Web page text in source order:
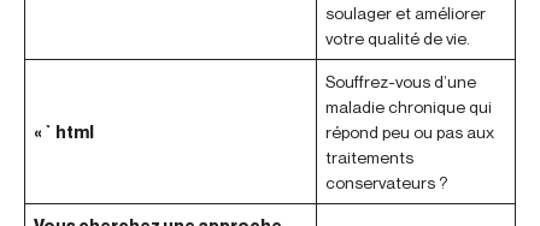
soulager et améliorer
votre qualité de vie.
« `html
Souffrez-vous d’une
maladie chronique qui
répond peu ou pas aux
traitements
conservateurs ?